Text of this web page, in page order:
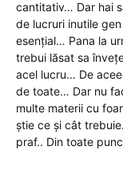
cantitativ… Dar hai
de lucruri inutile
esențial… Pana la
trebui lăsat sa
acel lucru… De
de toate… Dar nu
multe materii cu
știe ce și cât
praf.. Din toate